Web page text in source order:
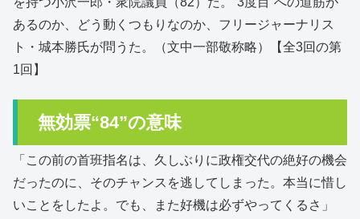
あるのか、どう動くつもりなのか、フリージャーナリス
ト・城本勝氏が問うた。（文中一部敬称略）【全3回の第
1回】
無効票“84”の意味
「この前の首班指名は、久しぶりに政権交代の絶好の機会
だったのに、そのチャンスを逃してしまった。本当に惜し
いことをしたよ。でも、また好機は必ずやってくるさ」